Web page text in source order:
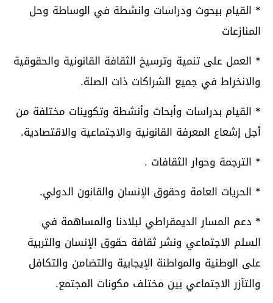
* القيام ببحوث ودراسات وانشطة في الوساطة وحل
المنازعات
* العمل على تنمية وترسيخ الثقافة القانونية والحقوقية
والانخراط في جميع الشراكات ذات الصلة.
* القيام بدراسات وأبحاث وأنشطة وتكوينات مختلفة من
أجل إشعاع المعرفة القانونية والاجتماعية والاقتصادية.
* الترجمة وحوار الثقافات .
* الحريات العامة وحقوق الإنسان والقانون الدولي.
* دعم المسار الديمقراطي لبلادنا والمساهمة في
السلم الاجتماعي ونشر ثقافة حقوق الإنسان والتربية
على الوطنية والمواطنة الإيجابية والتضامن والتكافل
والتآزر الاجتماعي بين مختلف مكونات المجتمع.